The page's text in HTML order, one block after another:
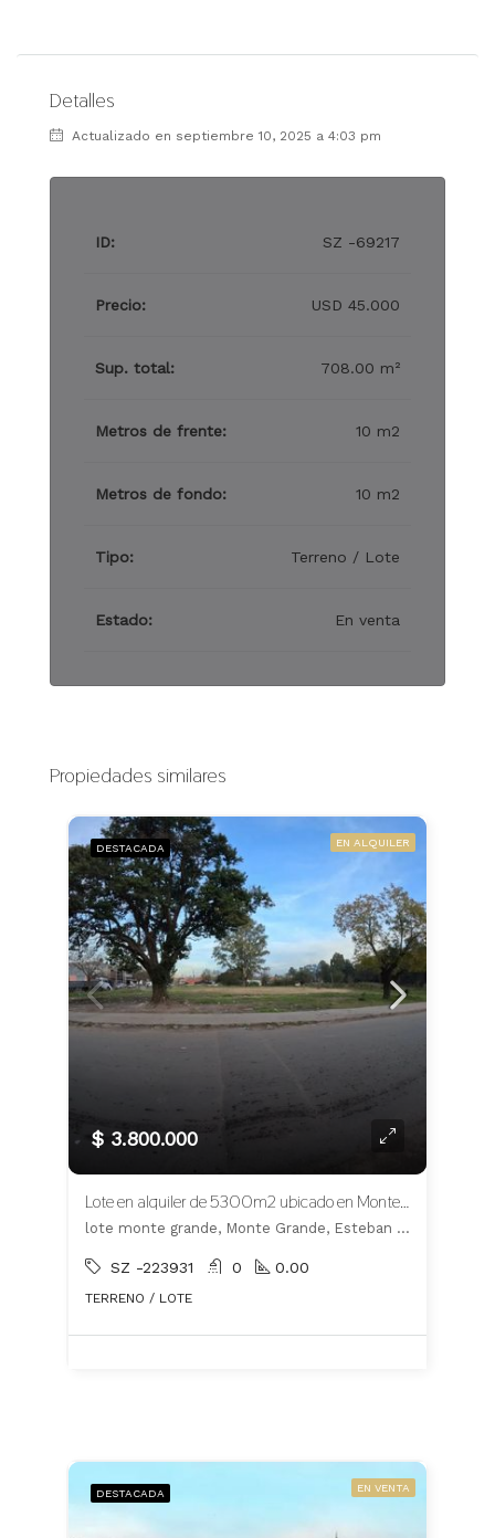
Detalles
Actualizado en septiembre 10, 2025 a 4:03 pm
ID: SZ -69217
Precio: USD 45.000
Sup. total: 708.00 m²
Metros de frente: 10 m2
Metros de fondo: 10 m2
Tipo: Terreno / Lote
Estado: En venta
Propiedades similares
DESTACADA EN ALQUILER
$ 3.800.000
Lote en alquiler de 5300m2 ubicado en Monte Grande
lote monte grande, Monte Grande, Esteban Echeverría
SZ -223931 0 0.00
TERRENO / LOTE
DESTACADA EN VENTA